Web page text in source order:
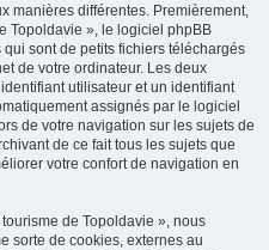
manières différentes. Premièrement,
Topoldavie », le logiciel phpBB
sont de petits fichiers téléchargés
de votre ordinateur. Les deux
utilisateur et un identifiant
assignés par le logiciel
de votre navigation sur les sujets de
de ce fait tous les sujets que
votre confort de navigation en
de Topoldavie », nous
sorte de cookies, externes au